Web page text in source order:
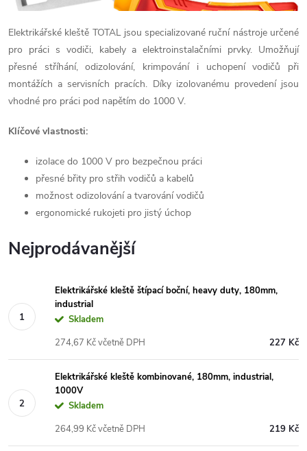
Elektrikářské kleště TOTAL jsou specializované ruční nástroje určené
pro práci s vodiči, kabely a elektroinstalačními prvky. Umožňují
přesné stříhání, odizolování, krimpování i uchopení vodičů při
montážích a servisních pracích. Díky izolovanému provedení jsou
vhodné pro práci pod napětím do 1000 V.
Klíčové vlastnosti:
izolace do 1000 V pro bezpečnou práci
přesné břity pro střih vodičů a kabelů
možnost odizolování a tvarování vodičů
ergonomické rukojeti pro jistý úchop
Nejprodávanější
Elektrikářské kleště štípací boční, heavy duty, 180mm,
industrial
Skladem
227 Kč
274,67 Kč včetně DPH
Elektrikářské kleště kombinované, 180mm, industrial,
1000V
Skladem
219 Kč
264,99 Kč včetně DPH